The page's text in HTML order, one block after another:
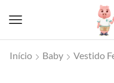
Início Baby Vestido